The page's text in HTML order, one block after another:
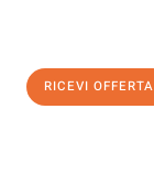
RICEVI OFFERTA